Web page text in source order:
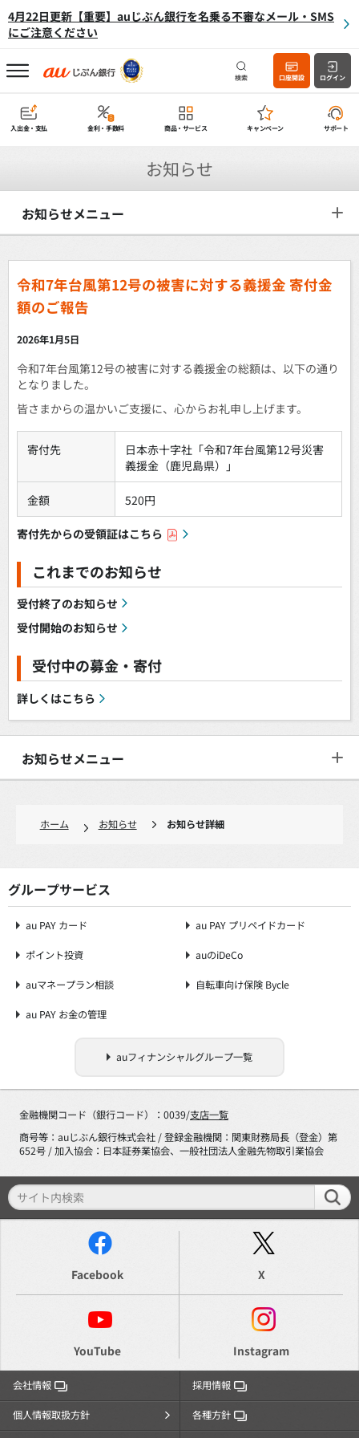
4月22日更新【重要】auじぶん銀行を名乗る不審なメール・SMS
にご注意ください
検索 口座開設 ログイン
入出金・支払 金利・手数料 商品・サービス キャンペーン サポート
お知らせ
お知らせメニュー
令和7年台風第12号の被害に対する義援金 寄付金
額のご報告
2026年1月5日
令和7年台風第12号の被害に対する義援金の総額は、以下の通り
となりました。
皆さまからの温かいご支援に、心からお礼申し上げます。
寄付先
日本赤十字社「令和7年台風第12号災害
義援金（鹿児島県）」
金額 520円
寄付先からの受領証はこちら
これまでのお知らせ
受付終了のお知らせ
受付開始のお知らせ
受付中の募金・寄付
詳しくはこちら
お知らせメニュー
ホーム お知らせ お知らせ詳細
グループサービス
au PAY カード au PAY プリペイドカード
ポイント投資 auのiDeCo
auマネープラン相談 自転車向け保険 Bycle
au PAY お金の管理
auフィナンシャルグループ一覧
金融機関コード（銀行コード）：0039/支店一覧
商号等：auじぶん銀行株式会社 / 登録金融機関：関東財務局長（登金）第
652号 / 加入協会：日本証券業協会、一般社団法人金融先物取引業協会
Facebook X
YouTube Instagram
会社情報 採用情報
個人情報取扱方針 各種方針